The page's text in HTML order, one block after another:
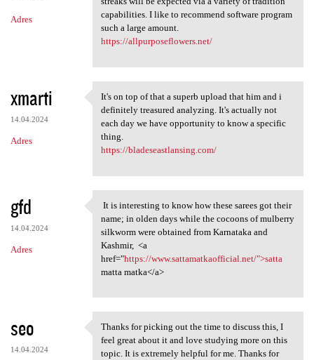
m
e
r
z
e
Adres
capabilities. I like to recommend software program
such a large amount.
https://allpurposeflowers.net/
xmarti
14.04.2024
Adres
It's on top of that a superb
It's on top of that a superb upload that him and i
definitely treasured analyzing. It's actually not
each day we have opportunity to know a specific
thing.
https://bladeseastlansing.com/
gfd
14.04.2024
Adres
It is interesting to know
It is interesting to know how these sarees got their
name; in olden days while the cocoons of mulberry
silkworm were obtained from Karnataka and
Kashmir, <a
href="https://www.sattamatkaofficial.net/">satta
matta matka</a>
seo
14.04.2024
Thanks for picking out the
Thanks for picking out the time to discuss this, I
feel great about it and love studying more on this
topic. It is extremely helpful for me. Thanks for